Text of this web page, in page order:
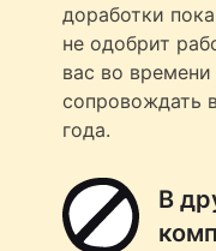
доработки
не одобрит
вас во
сопровождать
года.
В